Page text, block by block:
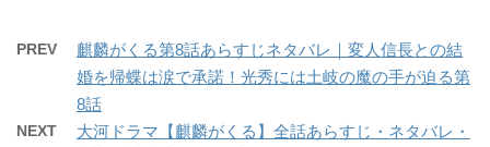
PREV
麒麟がくる第8話あらすじネタバレ｜変人信長との結
婚を帰蝶は涙で承諾！光秀には土岐の魔の手が迫る第
8話
NEXT
大河ドラマ【麒麟がくる】全話あらすじ・ネタバレ・